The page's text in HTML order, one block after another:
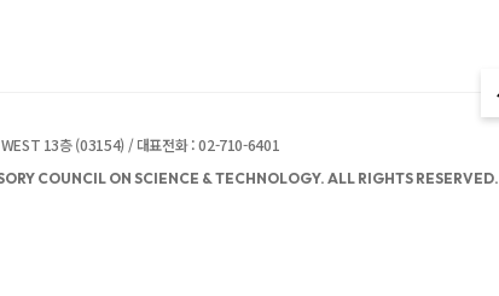
13층 (03154) / 대표전화 : 02-710-6401
COUNCIL ON SCIENCE & TECHNOLOGY. ALL RIGHTS RESERVED.